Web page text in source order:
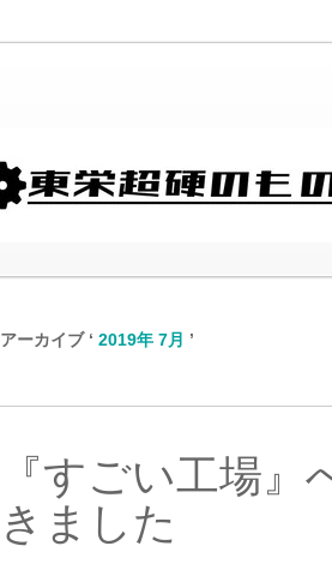
アーカイブ ‘ 2019年 7月 ’
『すごい工場』
きました